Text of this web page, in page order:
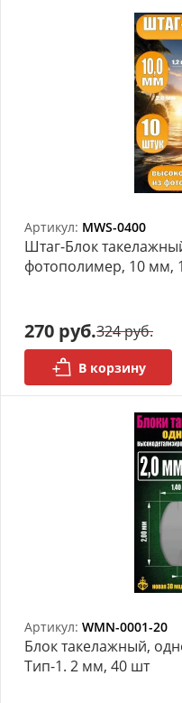
Артикул: MWS-0400
Штаг-Блок
фотополимер, 10 мм,
270 руб.324 руб.
В корзину
Артикул: WMN-0001-20
Блок такелажный,
Тип-1. 2 мм, 40 шт